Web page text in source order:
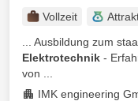
Vollzeit
... Ausbildung zum
Elektrotechnik -
von ...
IMK engineering